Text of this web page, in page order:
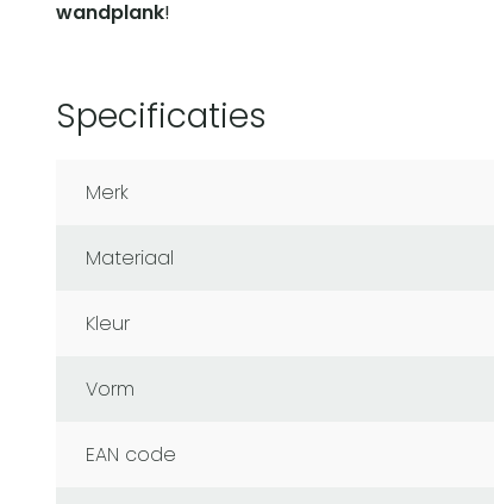
wandplank!
Specificaties
Merk
Materiaal
Kleur
Vorm
EAN code